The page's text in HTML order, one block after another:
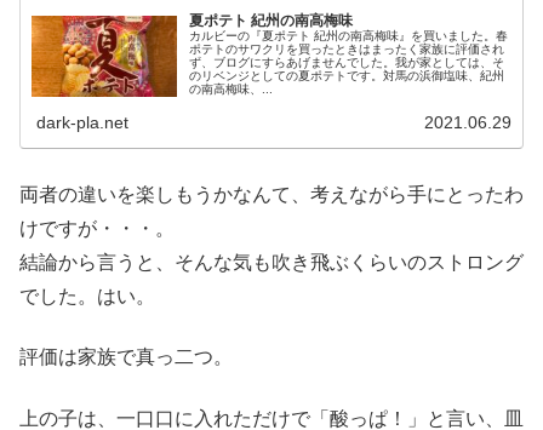
夏ポテト 紀州の南高梅味
カルビーの『夏ポテト 紀州の南高梅味』を買いました。春
ポテトのサワクリを買ったときはまったく家族に評価され
ず、ブログにすらあげませんでした。我が家としては、そ
のリベンジとしての夏ポテトです。対馬の浜御塩味、紀州
の南高梅味、...
dark-pla.net 2021.06.29
両者の違いを楽しもうかなんて、考えながら手にとったわ
けですが・・・。
結論から言うと、そんな気も吹き飛ぶくらいのストロング
でした。はい。
評価は家族で真っ二つ。
上の子は、一口口に入れただけで「酸っぱ！」と言い、皿